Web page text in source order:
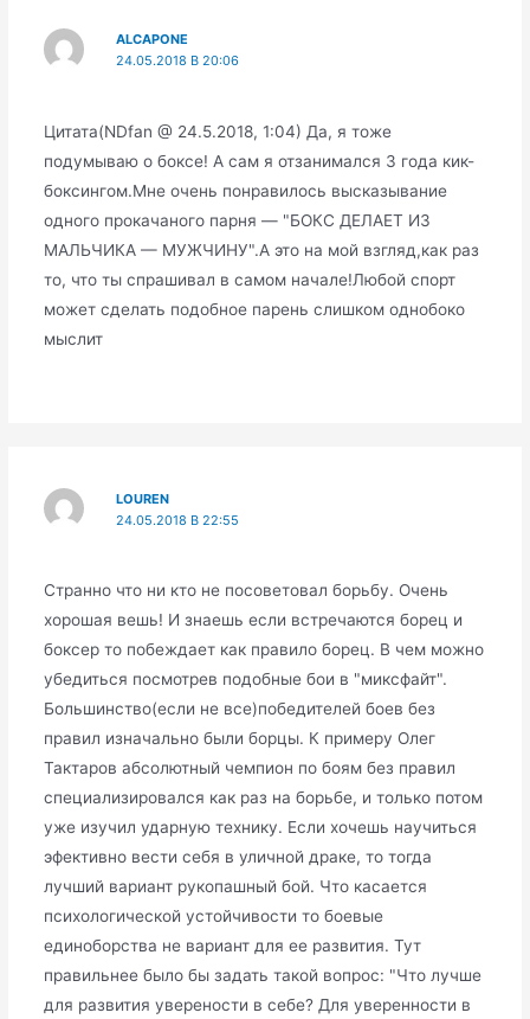
ALCAPONE
24.05.2018 В 20:06
Цитата(NDfan @ 24.5.2018, 1:04) Да, я тоже
подумываю о боксе! А сам я отзанимался 3 года кик-
боксингом.Мне очень понравилось высказывание
одного прокачаного парня — "БОКС ДЕЛАЕТ ИЗ
МАЛЬЧИКА — МУЖЧИНУ".А это на мой взгляд,как раз
то, что ты спрашивал в самом начале!Любой спорт
может сделать подобное парень слишком однобоко
мыслит
LOUREN
24.05.2018 В 22:55
Странно что ни кто не посоветовал борьбу. Очень
хорошая вешь! И знаешь если встречаются борец и
боксер то побеждает как правило борец. В чем можно
убедиться посмотрев подобные бои в "миксфайт".
Большинство(если не все)победителей боев без
правил изначально были борцы. К примеру Олег
Тактаров абсолютный чемпион по боям без правил
специализировался как раз на борьбе, и только потом
уже изучил ударную технику. Если хочешь научиться
эфективно вести себя в уличной драке, то тогда
лучший вариант рукопашный бой. Что касается
психологической устойчивости то боевые
единоборства не вариант для ее развития. Тут
правильнее было бы задать такой вопрос: "Что лучше
для развития уверености в себе? Для уверенности в